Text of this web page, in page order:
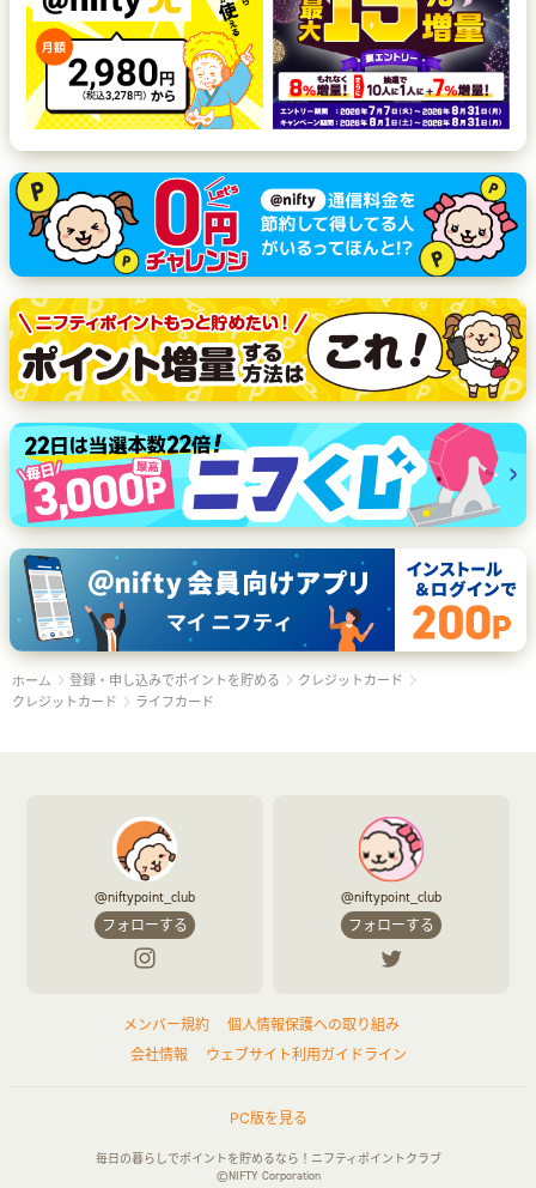
ホーム 登録・申し込みでポイントを貯める
クレジットカード
クレジットカード
ライフカード
@niftypoint_club
フォローする
@niftypoint_club
フォローする
メンバー規約
個人情報保護への取り組み
会社情報
ウェブサイト利用ガイドライン
PC版を見る
毎日の暮らしでポイントを貯めるなら！ニフティポイントクラブ
©NIFTY Corporation